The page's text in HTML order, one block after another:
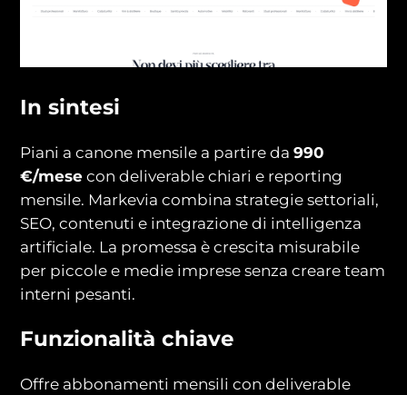
In sintesi
Piani a canone mensile a partire da990
€/mese con deliverable chiari e reporting
mensile. Markevia combina strategie settoriali,
SEO, contenuti e integrazione di intelligenza
artificiale. La promessa è crescita misurabile
per piccole e medie imprese senza creare team
interni pesanti.
Funzionalità chiave
Offre abbonamenti mensili con deliverable